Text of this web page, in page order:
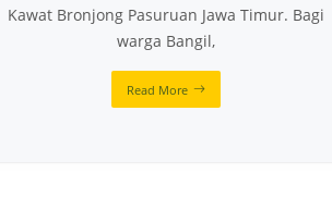
Kawat Bronjong Pasuruan Jawa Timur. Bagi
warga Bangil,
Read More